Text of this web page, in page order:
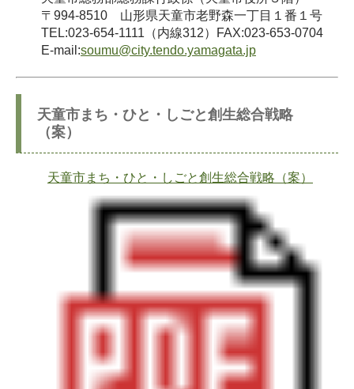
〒994-8510 山形県天童市老野森一丁目１番１号
TEL:023-654-1111（内線312）FAX:023-653-0704
E-mail:soumu@city.tendo.yamagata.jp
天童市まち・ひと・しごと創生総合戦略
（案）
天童市まち・ひと・しごと創生総合戦略（案）